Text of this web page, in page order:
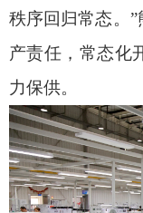
秩序回归常态。
产责任，常态化
力保供。